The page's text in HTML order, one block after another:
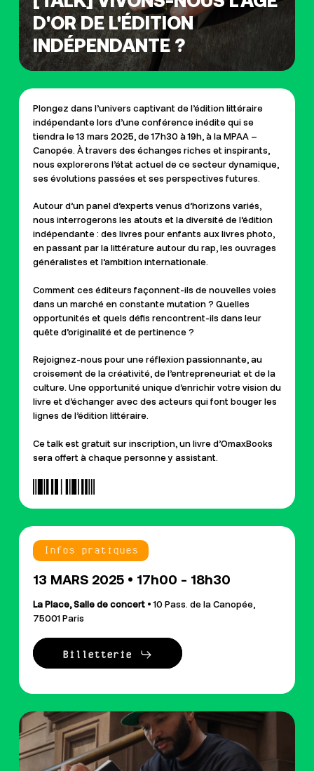
D'OR DE L'ÉDITION
INDÉPENDANTE ?
Plongez dans l’univers captivant de l’édition littéraire
indépendante lors d’une conférence inédite qui se
tiendra le 13 mars 2025, de 17h30 à 19h, à la MPAA –
Canopée. À travers des échanges riches et inspirants,
nous explorerons l’état actuel de ce secteur dynamique,
ses évolutions passées et ses perspectives futures.
Autour d’un panel d’experts venus d’horizons variés,
nous interrogerons les atouts et la diversité de l’édition
indépendante : des livres pour enfants aux livres photo,
en passant par la littérature autour du rap, les ouvrages
généralistes et l’ambition internationale.
Comment ces éditeurs façonnent-ils de nouvelles voies
dans un marché en constante mutation ? Quelles
opportunités et quels défis rencontrent-ils dans leur
quête d’originalité et de pertinence ?
Rejoignez-nous pour une réflexion passionnante, au
croisement de la créativité, de l’entrepreneuriat et de la
culture. Une opportunité unique d’enrichir votre vision du
livre et d’échanger avec des acteurs qui font bouger les
lignes de l’édition littéraire.
Ce talk est gratuit sur inscription, un livre d’OmaxBooks
sera offert à chaque personne y assistant.
Infos pratiques
13 MARS 2025 • 17h00 - 18h30
La Place, Salle de concert • 10 Pass. de la Canopée,
75001 Paris
Billetterie